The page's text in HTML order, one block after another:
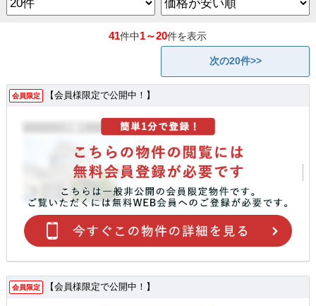
41件中1～20件を表示
次の20件>>
会員限定 【会員様限定で公開中！】
会員限定 【会員様限定で公開中！】